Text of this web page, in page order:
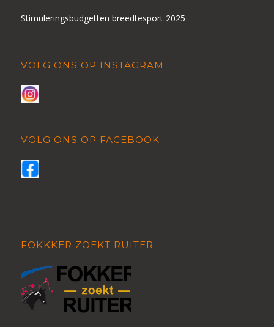
Stimuleringsbudgetten breedtesport 2025
VOLG ONS OP INSTAGRAM
VOLG ONS OP FACEBOOK
FOKKKER ZOEKT RUITER